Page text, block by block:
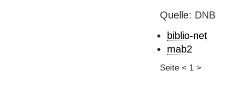
Quelle: DNB
biblio-net
mab2
Seite < 1 >